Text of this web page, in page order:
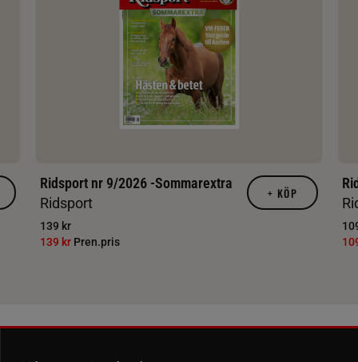
Ridsport nr 9/2026 -Sommarextra
Ridsport
139 kr
139 kr Pren.pris
+ KÖP